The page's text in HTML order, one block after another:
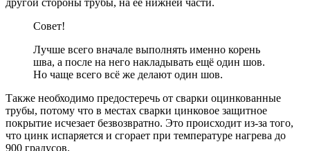
Совет!
Лучше всего вначале выполнять именно корень
шва, а после на него накладывать ещё один шов.
Но чаще всего всё же делают один шов.
Также необходимо предостеречь от сварки оцинкованные
трубы, потому что в местах сварки цинковое защитное
покрытие исчезает безвозвратно. Это происходит из-за того,
что цинк испаряется и сгорает при температуре нагрева до
900 градусов.